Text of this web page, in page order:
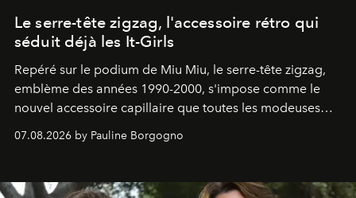
Le serre-tête zigzag, l'accessoire rétro qui
séduit déjà les It-Girls
Repéré sur le podium de Miu Miu, le serre-tête zigzag,
emblème des années 1990-2000, s'impose comme le
nouvel accessoire capillaire que toutes les modeuses
07.08.2026 by Pauline Borgogno